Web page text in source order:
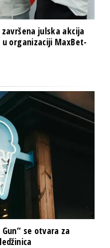
julska akcija
organizaciji MaxBet-
se otvara za